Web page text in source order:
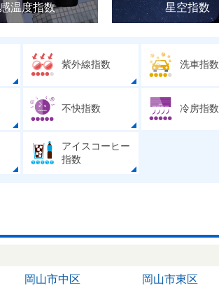
温度指数 星空指数
紫外線指数 洗車指数
不快指数 冷房指数
アイスコーヒー
指数
岡山市中区
岡山市東区